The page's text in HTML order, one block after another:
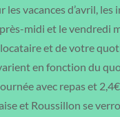
les vacances d’avril,
midi et le vendredi
et de votre
en fonction du
avec repas et
et Roussillon se